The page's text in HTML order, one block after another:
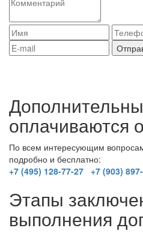
оплачиваются
По всем интересующим
подробно и бесплатно:
+7 (495) 128-77-27 +7 (903)
Этапы
выполнения